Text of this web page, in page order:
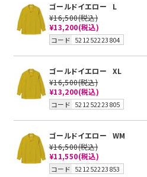
ゴールドイエロー
L
¥16,500(税込)
¥13,200(税込)
コード 521252223804
ゴールドイエロー
XL
¥16,500(税込)
¥13,200(税込)
コード 521252223805
ゴールドイエロー
WM
¥16,500(税込)
¥11,550(税込)
コード 521252223853